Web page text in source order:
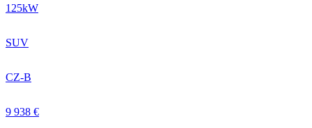
125kW
SUV
CZ-B
9 938 €